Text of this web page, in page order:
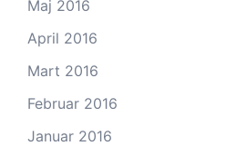
Maj 2016
April 2016
Mart 2016
Februar 2016
Januar 2016